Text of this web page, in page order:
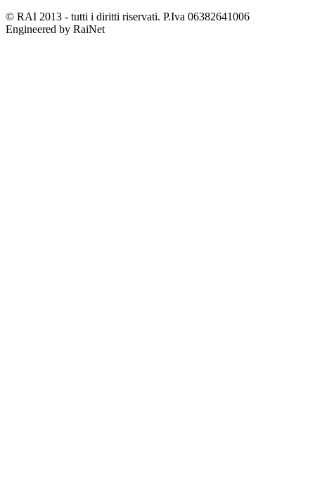
© RAI 2013 - tutti i diritti riservati. P.Iva 06382641006
Engineered by RaiNet